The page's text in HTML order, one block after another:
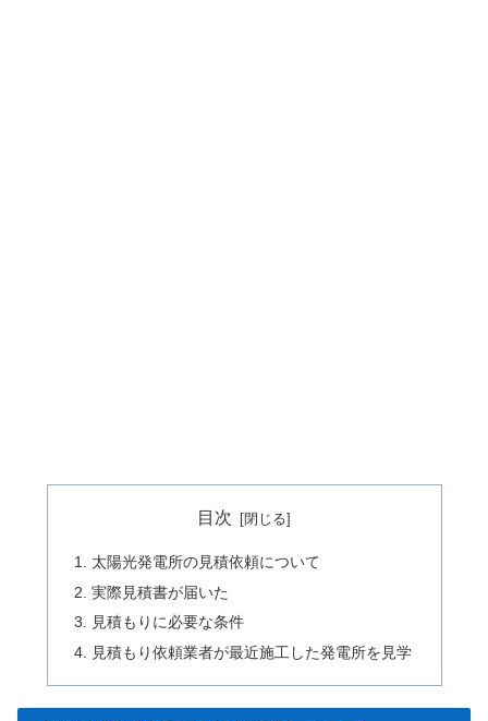
目次
太陽光発電所の見積依頼について
実際見積書が届いた
見積もりに必要な条件
見積もり依頼業者が最近施工した発電所を見学